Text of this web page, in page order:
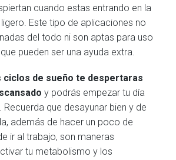
cuando estas entrando en la
Este tipo de aplicaciones no
del todo ni son aptas para uso
pueden ser una ayuda extra.
ciclos de sueño te despertaras
y podrás empezar tu día
Recuerda que desayunar bien y de
además de hacer un poco de
ir al trabajo, son maneras
tu metabolismo y los